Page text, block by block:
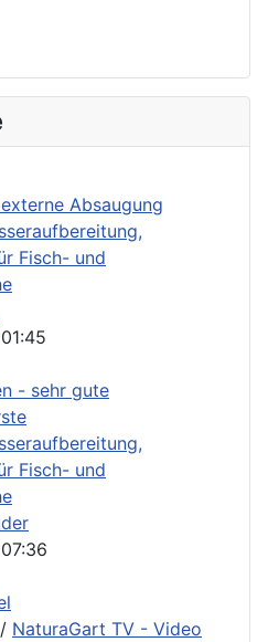
Absaugung
Fisch- und
- sehr gute
Fisch- und
/ NaturaGart TV - Video